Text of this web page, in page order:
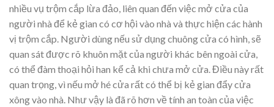
nhiều vụ trộm cắp lừa đảo, liên quan đến việc mở cửa của
người nhà để kẻ gian có cơ hội vào nhà và thực hiện các hành
vị trộm cắp. Người dùng nếu sử dụng chuông cửa có hình, sẽ
quan sát được rõ khuôn mặt của người khác bên ngoài cửa,
có thể đàm thoại hỏi han kể cả khi chưa mở cửa. Điều này rất
quan trọng, vì nếu mở hé cửa rất có thể bị kẻ gian đẩy cửa
xông vào nhà. Như vậy là đã rõ hơn về tính an toàn của việc